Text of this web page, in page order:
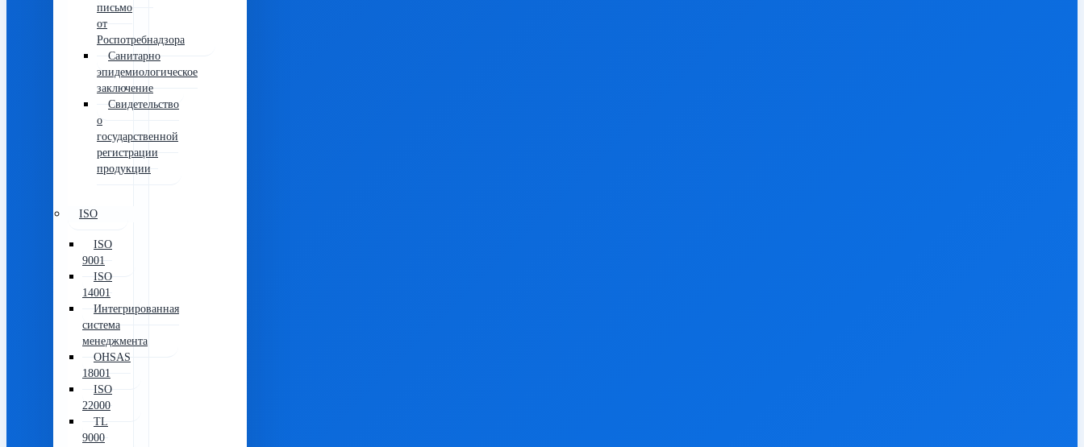
письмо
от
Роспотребнадзора
Санитарно
эпидемиологическое
заключение
Свидетельство
о
государственной
регистрации
продукции
ISO
ISO
9001
ISO
14001
Интегрированная
система
менеджмента
OHSAS
18001
ISO
22000
TL
9000